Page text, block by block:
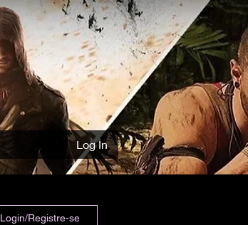
Log In
Login/Registre-se